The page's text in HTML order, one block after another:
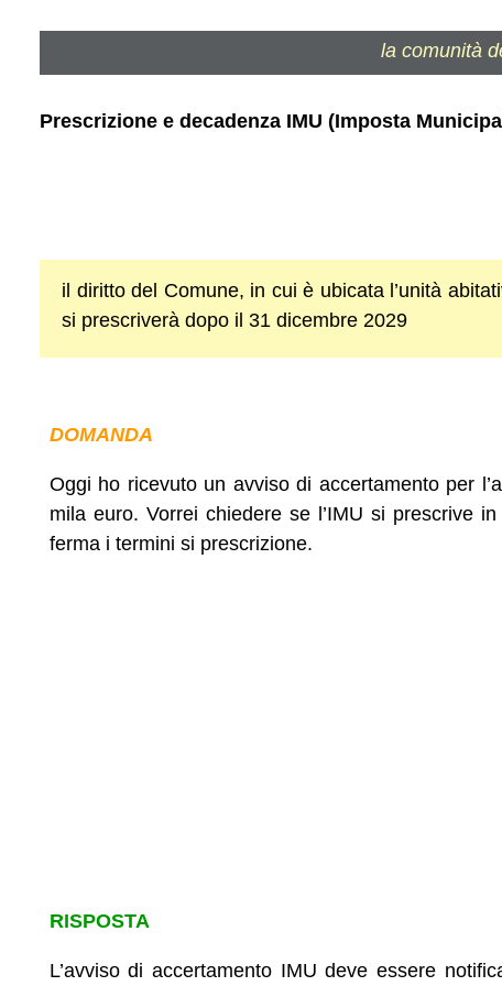
la comunità
Prescrizione e decadenza IMU (Imposta
il diritto del Comune, in cui è ubicata l’unità
si prescriverà dopo il 31 dicembre 2029
DOMANDA
Oggi ho ricevuto un avviso di accertamento per
mila euro. Vorrei chiedere se l’IMU si prescrive
ferma i termini si prescrizione.
RISPOSTA
L’avviso di accertamento IMU deve essere